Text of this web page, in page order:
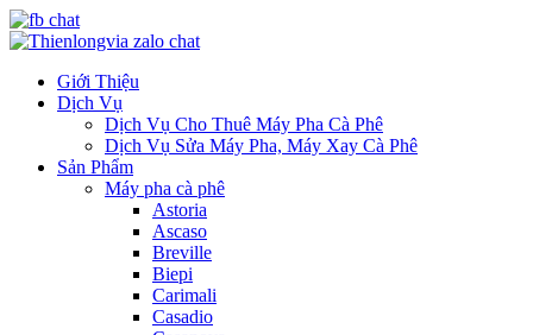
Giới Thiệu
Dịch Vụ
Dịch Vụ Cho Thuê Máy Pha Cà Phê
Dịch Vụ Sửa Máy Pha, Máy Xay Cà Phê
Sản Phẩm
Máy pha cà phê
Astoria
Ascaso
Breville
Biepi
Carimali
Casadio